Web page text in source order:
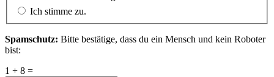
Ich stimme zu.
Spamschutz: Bitte bestätige, dass du ein Mensch und kein Roboter
bist:
1 + 8 =